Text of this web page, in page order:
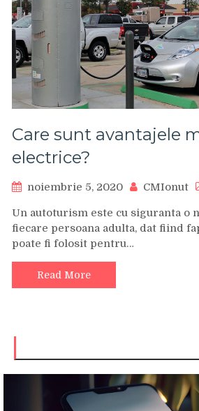
Care sunt avantajele
electrice?
noiembrie 5, 2020 CMIonut
Un autoturism este cu siguranta o
fiecare persoana adulta, dat fiind
poate fi folosit pentru…
Read More